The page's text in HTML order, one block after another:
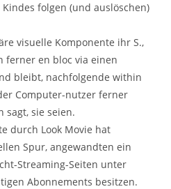
folgen (und auslöschen)
visuelle Komponente ihr S.,
ferner en bloc via einen
bleibt, nachfolgende within
Computer-nutzer ferner
sagt, sie seien.
durch Look Movie hat
Spur, angewandten ein
Streaming-Seiten unter
Abonnements besitzen.